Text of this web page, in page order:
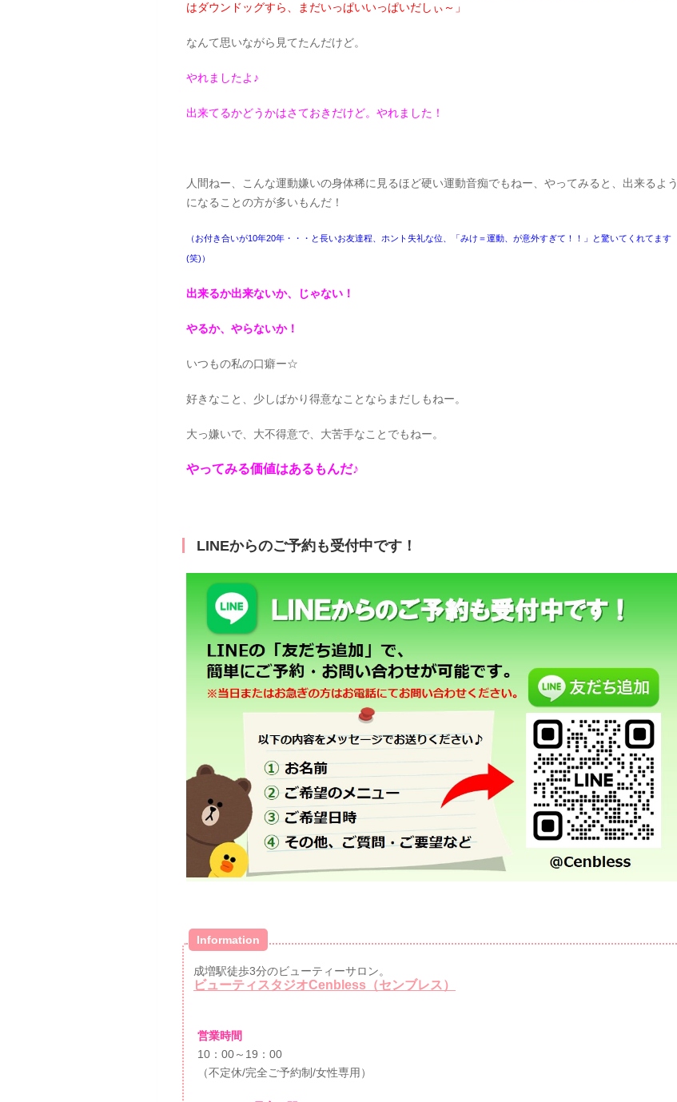
はダウンドッグすら、まだいっぱいいっぱいだしぃ～」
なんて思いながら見てたんだけど。
やれましたよ♪
出来てるかどうかはさておきだけど。やれました！
人間ねー、こんな運動嫌いの身体稀に見るほど硬い運動音痴でもねー、やってみると、出来るよう
になることの方が多いもんだ！
（お付き合いが10年20年・・・と長いお友達程、ホント失礼な位、「みけ＝運動、が意外すぎて！！」と驚いてくれてます
(笑)）
出来るか出来ないか、じゃない！
やるか、やらないか！
いつもの私の口癖ー☆
好きなこと、少しばかり得意なことならまだしもねー。
大っ嫌いで、大不得意で、大苦手なことでもねー。
やってみる価値はあるもんだ♪
LINEからのご予約も受付中です！
Information
成増駅徒歩3分のビューティーサロン。
ビューティスタジオCenbless（センブレス）
営業時間
10：00～19：00
（不定休/完全ご予約制/女性専用）